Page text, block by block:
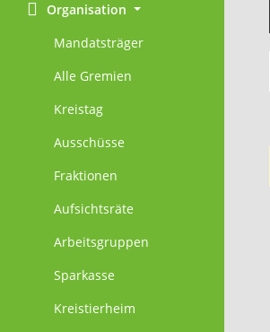
Organisation
Mandatsträger
Alle Gremien
Kreistag
Ausschüsse
Fraktionen
Aufsichtsräte
Arbeitsgruppen
Sparkasse
Kreistierheim